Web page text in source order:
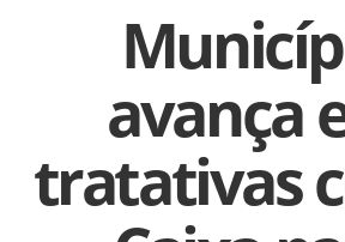
avança
tratativas